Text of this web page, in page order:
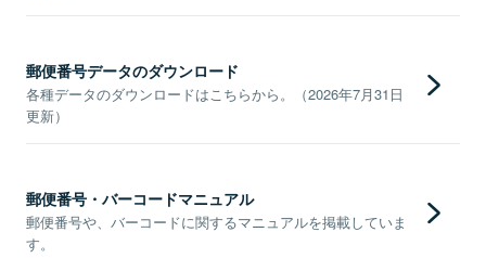
郵便番号データのダウンロード
各種データのダウンロードはこちらから。（2026年7月31日
更新）
郵便番号・バーコードマニュアル
郵便番号や、バーコードに関するマニュアルを掲載していま
す。